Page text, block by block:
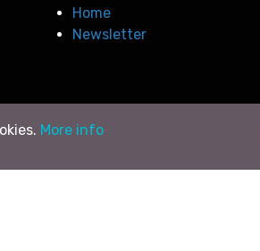
Home
Newsletter
More info